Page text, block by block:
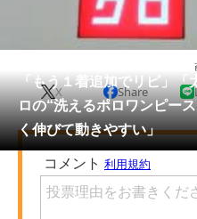
会員記事
メディア
注目記事を集めた総合ページ
ITの今と未来を見通す
「もう１着追加でリピ」「
ロの“洗えるポロワンピー
く伸びて動きやすい」
X Share